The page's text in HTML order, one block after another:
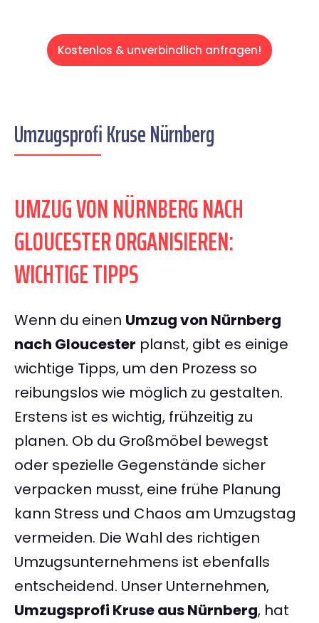
Kostenlos & unverbindlich anfragen!
Umzugsprofi Kruse Nürnberg
UMZUG VON NÜRNBERG NACH
GLOUCESTER ORGANISIEREN:
WICHTIGE TIPPS
Wenn du einen Umzug von Nürnberg
nach Gloucester planst, gibt es einige
wichtige Tipps, um den Prozess so
reibungslos wie möglich zu gestalten.
Erstens ist es wichtig, frühzeitig zu
planen. Ob du Großmöbel bewegst
oder spezielle Gegenstände sicher
verpacken musst, eine frühe Planung
kann Stress und Chaos am Umzugstag
vermeiden. Die Wahl des richtigen
Umzugsunternehmens ist ebenfalls
entscheidend. Unser Unternehmen,
Umzugsprofi Kruse aus Nürnberg, hat